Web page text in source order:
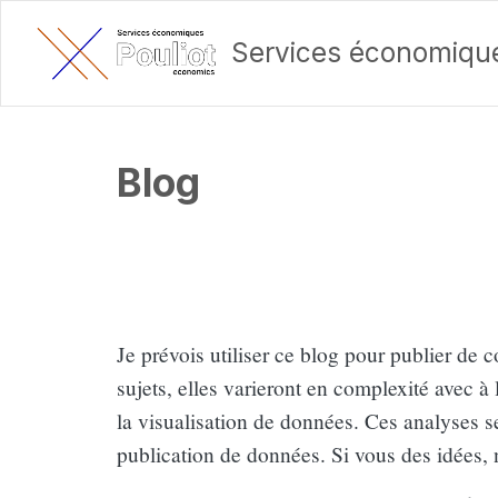
Services
Blog
Je prévois utiliser ce blog pour publier de
sujets, elles varieront en complexité avec à
la visualisation de données. Ces analyses
publication de données. Si vous des idées,